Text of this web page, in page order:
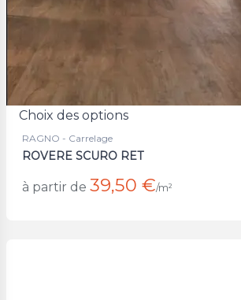
Choix des options
RAGNO - Carrelage
ROVERE SCURO RET
à partir de 39,50 €/m²